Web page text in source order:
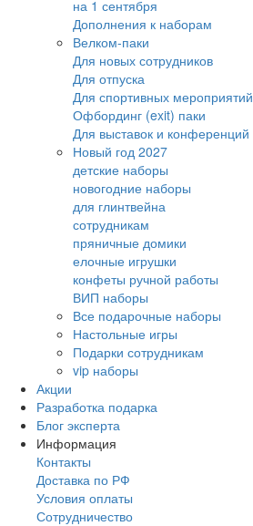
на 1 сентября
Дополнения к наборам
Велком-паки
Для новых сотрудников
Для отпуска
Для спортивных мероприятий
Офбординг (exit) паки
Для выставок и конференций
Новый год 2027
детские наборы
новогодние наборы
для глинтвейна
сотрудникам
пряничные домики
елочные игрушки
конфеты ручной работы
ВИП наборы
Все подарочные наборы
Настольные игры
Подарки сотрудникам
vip наборы
Акции
Разработка подарка
Блог эксперта
Информация
Контакты
Доставка по РФ
Условия оплаты
Сотрудничество